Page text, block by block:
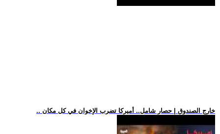
.. خارج الصندوق | حصار شامل.. أميركا تضرب الإخوان في كل مكان